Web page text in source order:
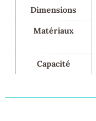
Dimensions
Matériaux
Capacité